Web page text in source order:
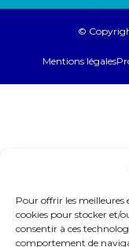
Pour offrir les meilleures
cookies pour stocker et/
consentir à ces
comportement de
©
Mentions légales